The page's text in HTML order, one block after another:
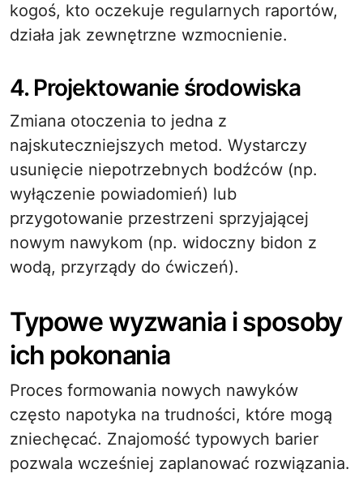
kogoś, kto oczekuje regularnych raportów,
działa jak zewnętrzne wzmocnienie.
4. Projektowanie środowiska
Zmiana otoczenia to jedna z
najskuteczniejszych metod. Wystarczy
usunięcie niepotrzebnych bodźców (np.
wyłączenie powiadomień) lub
przygotowanie przestrzeni sprzyjającej
nowym nawykom (np. widoczny bidon z
wodą, przyrządy do ćwiczeń).
Typowe wyzwania i sposoby
ich pokonania
Proces formowania nowych nawyków
często napotyka na trudności, które mogą
zniechęcać. Znajomość typowych barier
pozwala wcześniej zaplanować rozwiązania.